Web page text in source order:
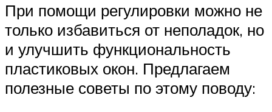
При помощи регулировки можно не
только избавиться от неполадок, но
и улучшить функциональность
пластиковых окон. Предлагаем
полезные советы по этому поводу: